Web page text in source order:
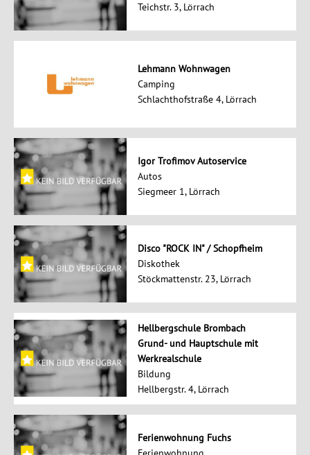
Teichstr. 3, Lörrach
Lehmann Wohnwagen
Camping
Schlachthofstraße 4, Lörrach
Igor Trofimov Autoservice
Autos
Siegmeer 1, Lörrach
Disco "ROCK IN" / Schopfheim
Diskothek
Stöckmattenstr. 23, Lörrach
Hellbergschule Brombach
Grund- und Hauptschule mit
Werkrealschule
Bildung
Hellbergstr. 4, Lörrach
Ferienwohnung Fuchs